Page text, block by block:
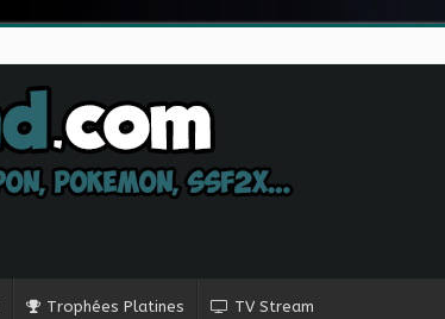
Trophées Platines TV Stream